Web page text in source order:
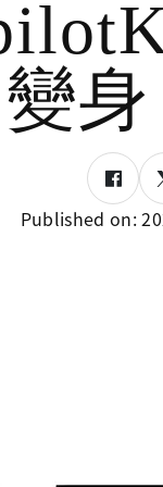
變
Published on: